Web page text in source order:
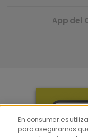
App del
En consumer.es
para asegurarnos